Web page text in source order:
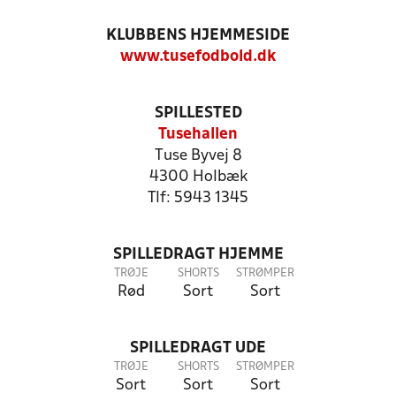
KLUBBENS HJEMMESIDE
www.tusefodbold.dk
SPILLESTED
Tusehallen
Tuse Byvej 8
4300 Holbæk
Tlf: 5943 1345
SPILLEDRAGT HJEMME
TRØJE
Rød
SHORTS
Sort
STRØMPER
Sort
SPILLEDRAGT UDE
TRØJE
Sort
SHORTS
Sort
STRØMPER
Sort